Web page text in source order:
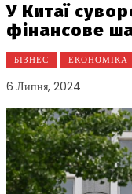
У Китаї
фінансове
БІЗНЕС ЕКОНОМІКА
6 Липня, 2024